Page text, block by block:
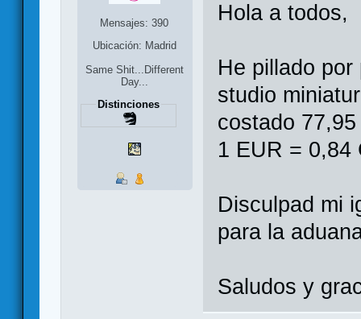
Mensajes: 390
Ubicación: Madrid
Same Shit...Different
Day...
Distinciones
Hola a todos,
He pillado
studio
costado
1 EUR = 0,84
Disculpad mi
para la
Saludos y